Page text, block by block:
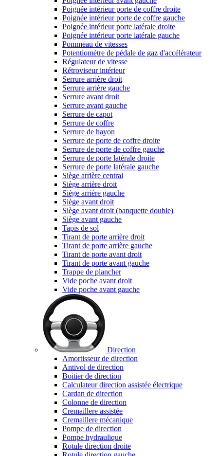
Poignée intérieur porte de coffre droite
Poignée intérieur porte de coffre gauche
Poignée intérieur porte latérale droite
Poignée intérieur porte latérale gauche
Pommeau de vitesses
Potentiomètre de pédale de gaz d'accélérateur
Régulateur de vitesse
Rétroviseur intérieur
Serrure arrière droit
Serrure arrière gauche
Serrure avant droit
Serrure avant gauche
Serrure de capot
Serrure de coffre
Serrure de hayon
Serrure de porte de coffre droite
Serrure de porte de coffre gauche
Serrure de porte latérale droite
Serrure de porte latérale gauche
Siège arrière central
Siège arrière droit
Siège arrière gauche
Siège avant droit
Siège avant droit (banquette double)
Siège avant gauche
Tapis de sol
Tirant de porte arrière droit
Tirant de porte arrière gauche
Tirant de porte avant droit
Tirant de porte avant gauche
Trappe de plancher
Vide poche avant droit
Vide poche avant gauche
Direction
Amortisseur de direction
Antivol de direction
Boitier de direction
Calculateur direction assistée électrique
Cardan de direction
Colonne de direction
Cremaillere assistée
Cremaillere mécanique
Pompe de direction
Pompe hydraulique
Rotule direction droite